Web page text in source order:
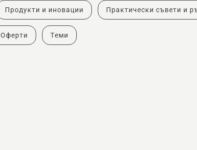
Продукти и иновации Практически съвети и
Оферти Теми